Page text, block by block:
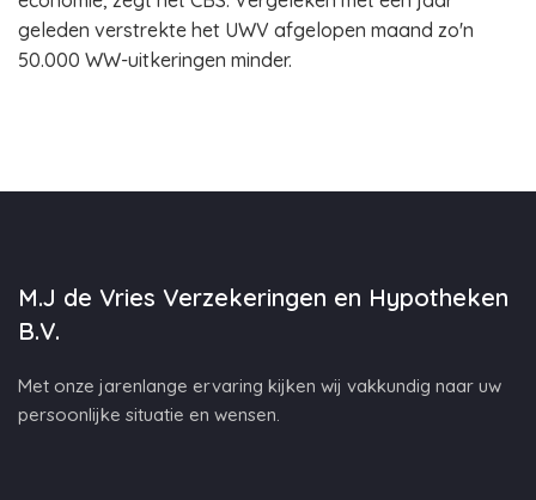
geleden verstrekte het UWV afgelopen maand zo'n
50.000 WW-uitkeringen minder.
M.J de Vries Verzekeringen en Hypotheken
B.V.
Met onze jarenlange ervaring kijken wij vakkundig naar uw
persoonlijke situatie en wensen.